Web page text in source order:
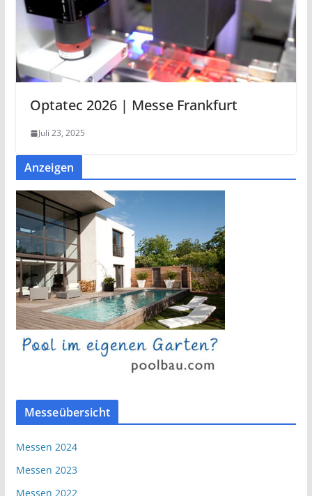
Optatec 2026 | Messe Frankfurt
Juli 23, 2025
Anzeigen
Messeübersicht
Messen 2024
Messen 2023
Messen 2022